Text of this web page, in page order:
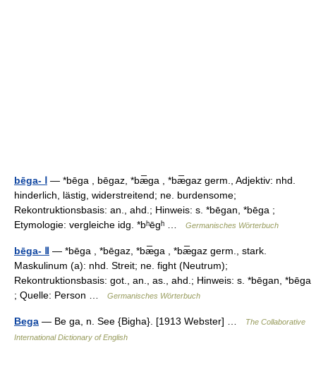
bēga- Ⅰ — *bēga , bēgaz, *bæ̅ga , *bæ̅gaz germ., Adjektiv: nhd.
hinderlich, lästig, widerstreitend; ne. burdensome;
Rekontruktionsbasis: an., ahd.; Hinweis: s. *bēgan, *bēga ;
Etymologie: vergleiche idg. *bʰēgʰ …
Germanisches Wörterbuch
bēga- Ⅱ — *bēga , *bēgaz, *bæ̅ga , *bæ̅gaz germ., stark.
Maskulinum (a): nhd. Streit; ne. fight (Neutrum);
Rekontruktionsbasis: got., an., as., ahd.; Hinweis: s. *bēgan, *bēga
; Quelle: Person …
Germanisches Wörterbuch
Bega — Be ga, n. See {Bigha}. [1913 Webster] …
The Collaborative
International Dictionary of English